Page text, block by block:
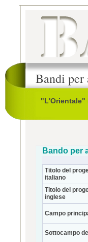
Bandi per
"L'Orientale"
Bando per
Titolo del
italiano
Titolo del
inglese
Campo
Sottocampo